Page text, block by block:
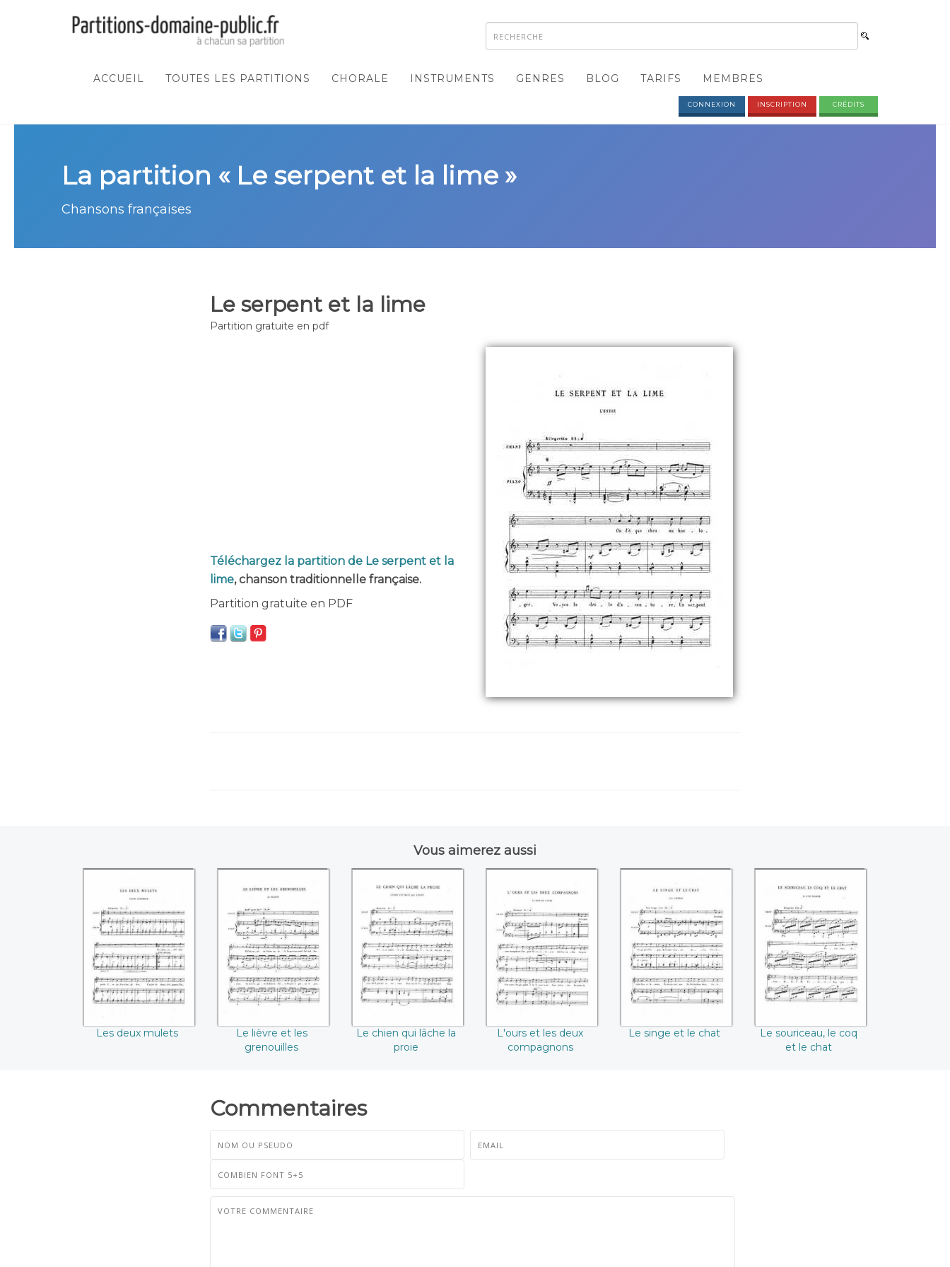
ACCUEIL TOUTES LES PARTITIONS CHORALE INSTRUMENTS GENRES BLOG TARIFS MEMBRES
CONNEXION INSCRIPTION CRÉDITS
La partition « Le serpent et la lime »
Chansons françaises
Le serpent et la lime
Partition gratuite en pdf
Téléchargez la partition de Le serpent et la
lime, chanson traditionnelle française.
Partition gratuite en PDF
Vous aimerez aussi
Les deux mulets
Les deux mulets
Le lièvre et les
grenouilles
Le lièvre et les
grenouilles
Le chien qui lâche
la proie
Le chien qui lâche la
proie
L'ours et les deux
compagnons
L'ours et les deux
compagnons
Le singe et le chat
Le singe et le chat
Le souriceau, le
coq et le chat
Le souriceau, le coq
et le chat
Commentaires